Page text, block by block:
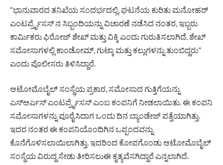
“ಭಾನುವಾರದ ತನಿಖೆಯ ಸಂದರ್ಭದಲ್ಲಿ, ಘಟನೆಯ ಕುರಿತು ಮನೋಹರ್
ಎಂಟರ್ಪ್ರೈಸಸ್ ನ ಸಿಬ್ಬಂದಿಯನ್ನು ವಿಚಾರಣೆ ನಡೆಸಿದ ನಂತರ, ಇಬ್ಬರು
ಕಾರ್ಮಿಕರು ಫಿರೋಜ್ ಶೇಖ್ ಮತ್ತು ವಿಕ್ಕಿ ಎಂದು ಗುರುತಿಸಲಾಗಿದೆ. ಶೇಖ್
ಸಮೋಸಾಗಳಲ್ಲಿ ಕಾಂಡೋಮ್, ಗುಟ್ಕಾ ಮತ್ತು ಕಲ್ಲುಗಳನ್ನು ತುಂಬಿದ್ದರು”
ಎಂದು ಪೊಲೀಸರು ತಿಳಿಸಿದ್ದಾರೆ.
ಆಟೋಮೊಬೈಲ್ ಸಂಸ್ಥೆಯ ಪ್ರಕಾರ, ಸಮೋಸಾದ ಗುತ್ತಿಗೆಯನ್ನು
ಎಸ್ಆರ್ಎಸ್ ಎಂಟರ್ಪ್ರೈಸಸ್ ಎಂಬ ಕಂಪನಿಗೆ ನೀಡಲಾಯಿತು. ಈ ಕಂಪನಿ
ಸಮೋಸಾಗಳನ್ನು ಪೂರೈಸಿದಾಗ ಒಂದು ದಿನ ಬ್ಯಾಂಡೇಜ್ ಪತ್ತೆಯಾಗಿತ್ತು.
ಇದರ ನಂತರ ಈ ಕಂಪನಿಯೊಂದಿಗಿನ ಒಪ್ಪಂದವನ್ನು
ಕೊನೆಗೊಳಿಸಲಾಯಿಲಾಗಿತ್ತು. ಇದರಿಂದ ಕೋಪಗೊಂಡು ಆಟೋಮೊಬೈಲ್
ಸಂಸ್ಥೆಯ ವಿರುದ್ದ ಸೇಡು ತೀರಿಸಲುಈ ಕೃತ್ಯವೆಸಗಿದ್ದಾರೆ ಎನ್ನಲಾಗಿದೆ.